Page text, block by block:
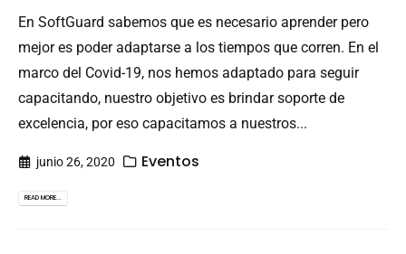
En SoftGuard sabemos que es necesario aprender pero
mejor es poder adaptarse a los tiempos que corren. En el
marco del Covid-19, nos hemos adaptado para seguir
capacitando, nuestro objetivo es brindar soporte de
excelencia, por eso capacitamos a nuestros...
junio 26, 2020 Eventos
READ MORE...